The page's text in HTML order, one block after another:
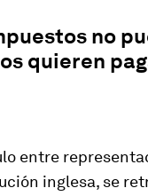
no
quieren
entre
inglesa, se